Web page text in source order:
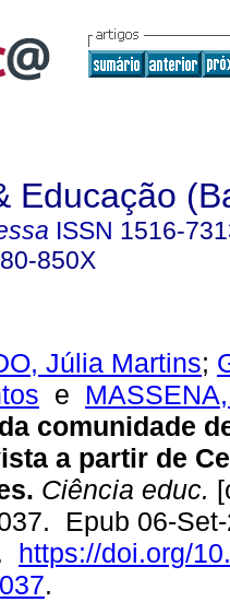
Educação
ISSN 1516-
850X
Júlia Martins;
e
comunidade
a partir de
Ciência educ.
Epub 06-
https://doi.org/
.